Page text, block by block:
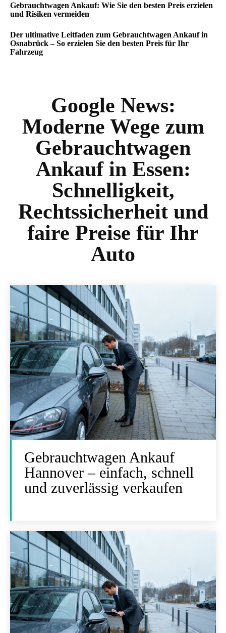
Gebrauchtwagen Ankauf: Wie Sie den besten Preis erzielen
und Risiken vermeiden
Der ultimative Leitfaden zum Gebrauchtwagen Ankauf in
Osnabrück – So erzielen Sie den besten Preis für Ihr
Fahrzeug
Google News:
Moderne Wege zum
Gebrauchtwagen
Ankauf in Essen:
Schnelligkeit,
Rechtssicherheit und
faire Preise für Ihr
Auto
Gebrauchtwagen Ankauf
Hannover – einfach, schnell
und zuverlässig verkaufen